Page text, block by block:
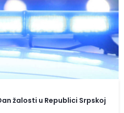
žalosti u Republici Srpskoj